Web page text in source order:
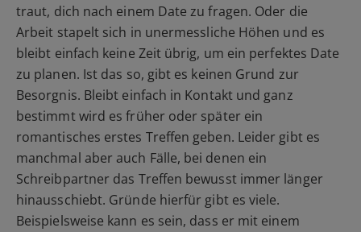
traut, dich nach einem Date zu fragen. Oder die
Arbeit stapelt sich in unermessliche Höhen und es
bleibt einfach keine Zeit übrig, um ein perfektes Date
zu planen. Ist das so, gibt es keinen Grund zur
Besorgnis. Bleibt einfach in Kontakt und ganz
bestimmt wird es früher oder später ein
romantisches erstes Treffen geben. Leider gibt es
manchmal aber auch Fälle, bei denen ein
Schreibpartner das Treffen bewusst immer länger
hinausschiebt. Gründe hierfür gibt es viele.
Beispielsweise kann es sein, dass er mit einem